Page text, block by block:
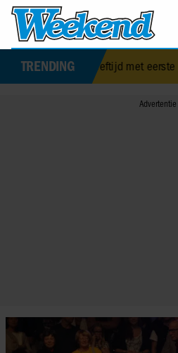
TRENDING
leeftijd met eerste kinderboek•